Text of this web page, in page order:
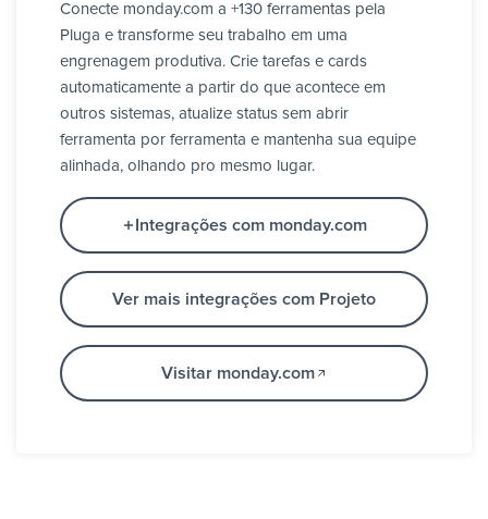
Conecte monday.com a +130 ferramentas pela
Pluga e transforme seu trabalho em uma
engrenagem produtiva. Crie tarefas e cards
automaticamente a partir do que acontece em
outros sistemas, atualize status sem abrir
ferramenta por ferramenta e mantenha sua equipe
alinhada, olhando pro mesmo lugar.
Integrações com monday.com
Ver mais integrações com Projeto
Visitar monday.com